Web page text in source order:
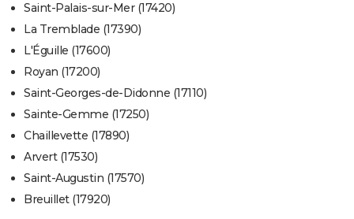
Saint-Palais-sur-Mer (17420)
La Tremblade (17390)
L'Éguille (17600)
Royan (17200)
Saint-Georges-de-Didonne (17110)
Sainte-Gemme (17250)
Chaillevette (17890)
Arvert (17530)
Saint-Augustin (17570)
Breuillet (17920)